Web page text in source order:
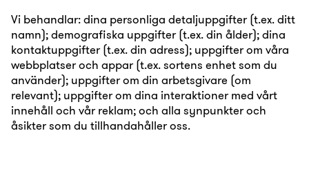
Vi behandlar: dina personliga detaljuppgifter (t.ex. ditt
namn); demografiska uppgifter (t.ex. din ålder); dina
kontaktuppgifter (t.ex. din adress); uppgifter om våra
webbplatser och appar (t.ex. sortens enhet som du
använder); uppgifter om din arbetsgivare (om
relevant); uppgifter om dina interaktioner med vårt
innehåll och vår reklam; och alla synpunkter och
åsikter som du tillhandahåller oss.